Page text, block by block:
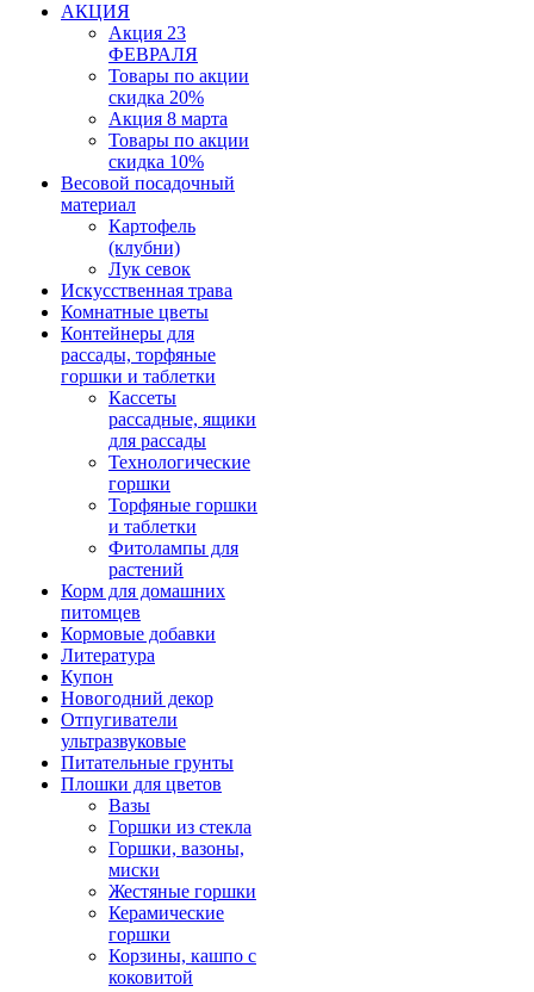
АКЦИЯ
Акция 23
ФЕВРАЛЯ
Товары по акции
скидка 20%
Акция 8 марта
Товары по акции
скидка 10%
Весовой посадочный
материал
Картофель
(клубни)
Лук севок
Искусственная трава
Комнатные цветы
Контейнеры для
рассады, торфяные
горшки и таблетки
Кассеты
рассадные, ящики
для рассады
Технологические
горшки
Торфяные горшки
и таблетки
Фитолампы для
растений
Корм для домашних
питомцев
Кормовые добавки
Литература
Купон
Новогодний декор
Отпугиватели
ультразвуковые
Питательные грунты
Плошки для цветов
Вазы
Горшки из стекла
Горшки, вазоны,
миски
Жестяные горшки
Керамические
горшки
Корзины, кашпо с
коковитой